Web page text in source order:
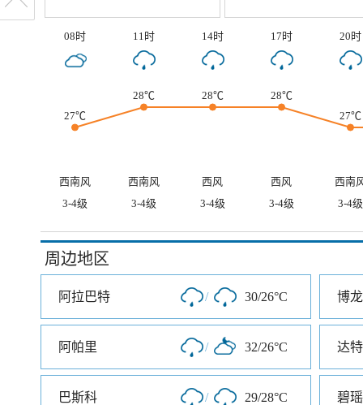
08时 11时 14时 17时 20时
27℃
28℃ 28℃
28℃
27℃
西南风 西南风 西风 西风
西南
3-4级
3-4级 3-4级 3-4级 3-4级
周边地区
阿拉巴特 / 30/26°C 博
阿帕里 / 32/26°C 达特
巴斯科 / 29/28°C 碧瑶